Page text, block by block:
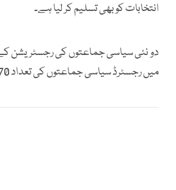
انتخابات کو بھی تسلیم کر لیا ہے۔
دو نئی سیاسی جماعتوں کی رجسٹریشن
میں رجسٹرڈ سیاسی جماعتوں کی تعداد 170 ہو گئی ہے۔